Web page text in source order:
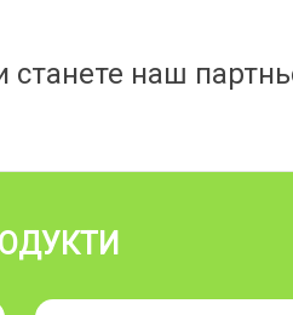
станете наш